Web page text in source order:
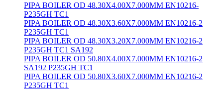
PIPA BOILER OD 48.30X4.00X7.000MM EN10216-
P235GH TC1
PIPA BOILER OD 48.30X3.60X7.000MM EN10216-2
P235GH TC1
PIPA BOILER OD 48.30X3.20X7.000MM EN10216-2
P235GH TC1 SA192
PIPA BOILER OD 50.80X4.00X7.000MM EN10216-2
SA192 P235GH TC1
PIPA BOILER OD 50.80X3.60X7.000MM EN10216-2
P235GH TC1